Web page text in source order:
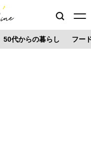
50代からの暮らし フー